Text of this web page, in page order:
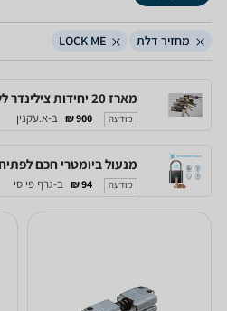
מחזיר דלת LOCK ME
מארז 20 יחידות צילינדר לשון אחיד
מודעה 900 ₪ ב-א.עקנין
מודעה 94 ₪ ב-גרף פי סי